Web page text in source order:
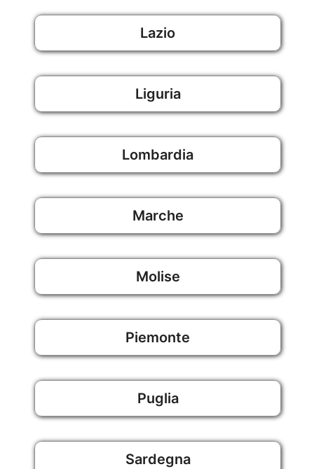
Lazio
Liguria
Lombardia
Marche
Molise
Piemonte
Puglia
Sardegna